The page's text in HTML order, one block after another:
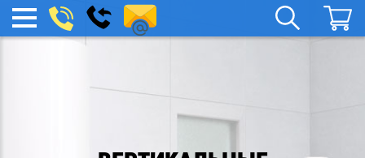
МЕНЮ
boylera@yandex.ru
Заказать
звонок